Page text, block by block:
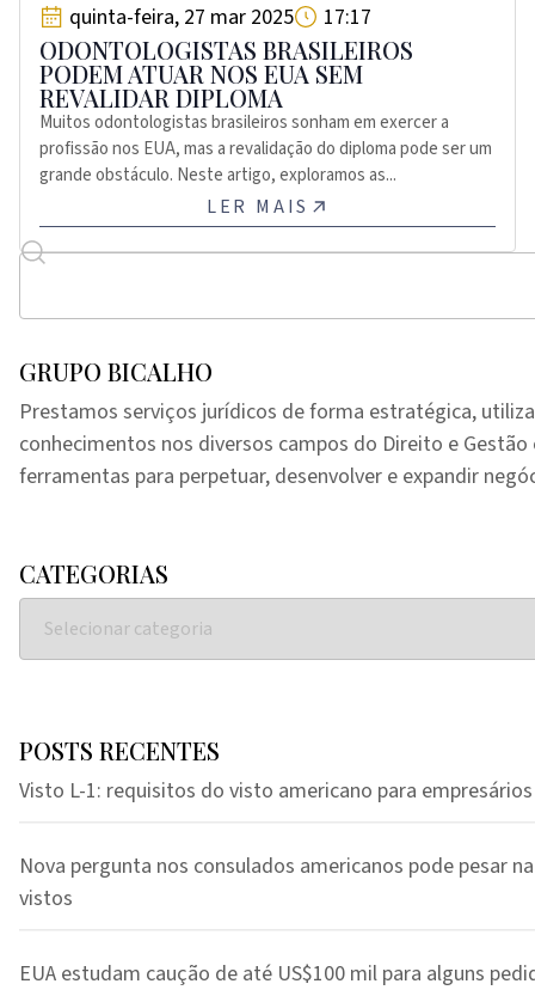
quinta-feira, 27 mar 2025 17:17
ODONTOLOGISTAS BRASILEIROS
PODEM ATUAR NOS EUA SEM
REVALIDAR DIPLOMA
Muitos odontologistas brasileiros sonham em exercer a
profissão nos EUA, mas a revalidação do diploma pode ser um
grande obstáculo. Neste artigo, exploramos as...
LER MAIS
GRUPO BICALHO
Prestamos serviços jurídicos de forma estratégica,
conhecimentos nos diversos campos do Direito e
ferramentas para perpetuar, desenvolver e expandir
CATEGORIAS
POSTS RECENTES
Visto L-1: requisitos do visto americano para empresários
Nova pergunta nos consulados americanos pode pesar
vistos
EUA estudam caução de até US$100 mil para alguns